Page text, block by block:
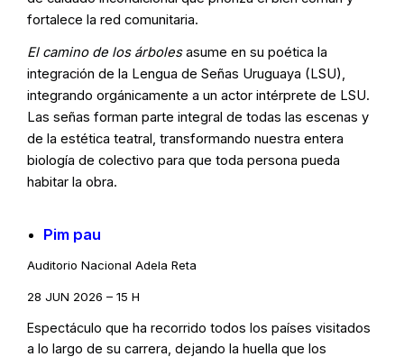
fortalece la red comunitaria.
El camino de los árbolesasume en su poética la
integración de la Lengua de Señas Uruguaya (LSU),
integrando orgánicamente a un actor intérprete de LSU.
Las señas forman parte integral de todas las escenas y
de la estética teatral, transformando nuestra entera
biología de colectivo para que toda persona pueda
habitar la obra.
Pim pau
Auditorio Nacional Adela Reta
28 JUN 2026 – 15 H
Espectáculo que ha recorrido todos los países visitados
a lo largo de su carrera, dejando la huella que los